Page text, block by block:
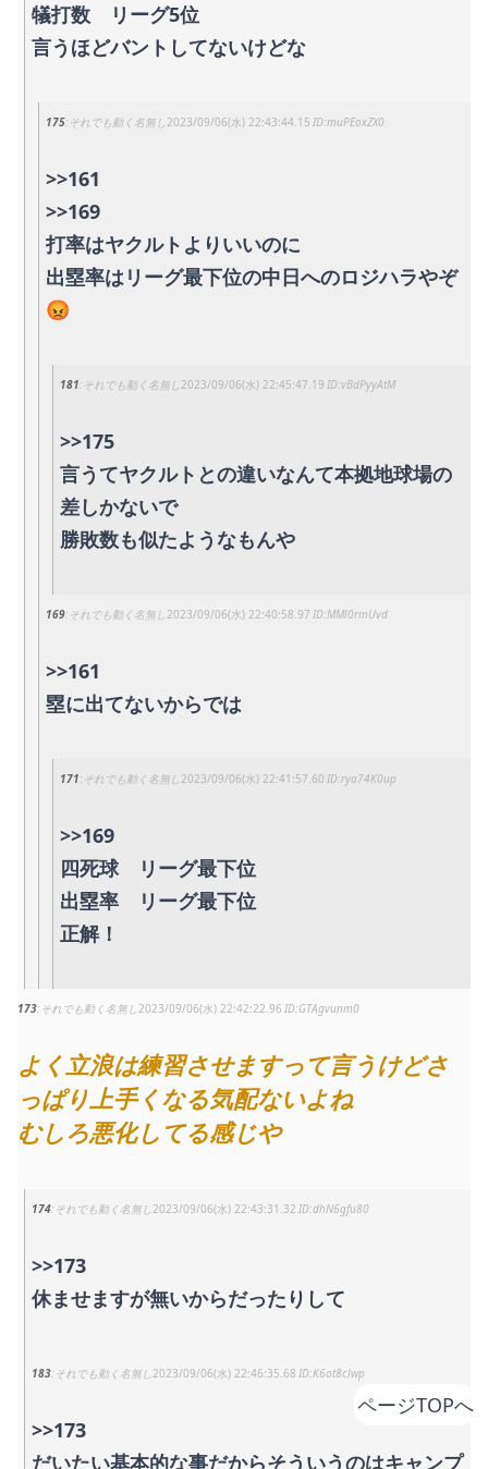
犠打数 リーグ5位
言うほどバントしてないけどな
175 それでも動く名無し2023/09/06(水) 22:43:44.15 muPEoxZX0
>>161
>>169
打率はヤクルトよりいいのに
出塁率はリーグ最下位の中日へのロジハラやぞ
😡
181 それでも動く名無し2023/09/06(水) 22:45:47.19 vBdPyyAtM
>>175
言うてヤクルトとの違いなんて本拠地球場の
差しかないで
勝敗数も似たようなもんや
169 それでも動く名無し2023/09/06(水) 22:40:58.97 MMl0rmUvd
>>161
塁に出てないからでは
171 それでも動く名無し2023/09/06(水) 22:41:57.60 rya74K0up
>>169
四死球 リーグ最下位
出塁率 リーグ最下位
正解！
173 それでも動く名無し2023/09/06(水) 22:42:22.96 GTAgvunm0
よく立浪は練習させますって言うけどさ
っぱり上手くなる気配ないよね
むしろ悪化してる感じや
174 それでも動く名無し2023/09/06(水) 22:43:31.32 dhN6gfu80
>>173
休ませますが無いからだったりして
183 それでも動く名無し2023/09/06(水) 22:46:35.68 K6ot8clwp
>>173
だいたい基本的な事だからそういうのはキャンプ
ページTOPへ